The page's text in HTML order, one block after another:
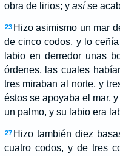
obra de lirios; y asíse
23 Hizo asimismo un mar
de cinco codos, y lo
labio en derredor unas
órdenes, las cuales
tres miraban al norte, y
éstos se apoyaba el mar,
un palmo, y su labio era
27 Hizo también diez
cuatro codos, y de tres